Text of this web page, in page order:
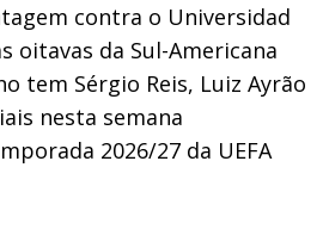
contra o Universidad
oitavas da Sul-Americana
tem Sérgio Reis, Luiz Ayrão
nesta semana
2026/27 da UEFA